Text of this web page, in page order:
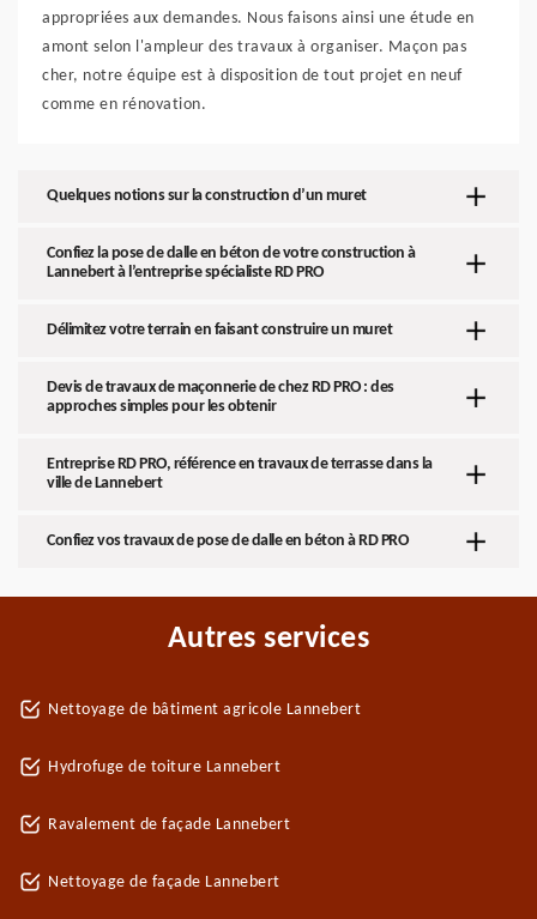
appropriées aux demandes. Nous faisons ainsi une étude en
amont selon l'ampleur des travaux à organiser. Maçon pas
cher, notre équipe est à disposition de tout projet en neuf
comme en rénovation.
Quelques notions sur la construction d’un muret
Confiez la pose de dalle en béton de votre construction à
Lannebert à l’entreprise spécialiste RD PRO
Délimitez votre terrain en faisant construire un muret
Devis de travaux de maçonnerie de chez RD PRO : des
approches simples pour les obtenir
Entreprise RD PRO, référence en travaux de terrasse dans la
ville de Lannebert
Confiez vos travaux de pose de dalle en béton à RD PRO
Autres services
Nettoyage de bâtiment agricole Lannebert
Hydrofuge de toiture Lannebert
Ravalement de façade Lannebert
Nettoyage de façade Lannebert